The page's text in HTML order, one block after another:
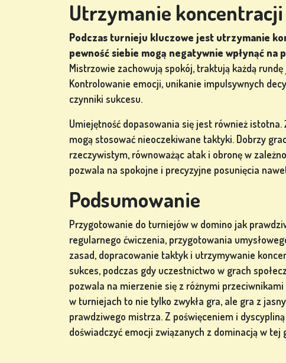
Utrzymanie koncentracji
Podczas turnieju kluczowe jest utrzymanie
pewność siebie mogą negatywnie wpłynąć
Mistrzowie zachowują spokój, traktują każdą
Kontrolowanie emocji, unikanie impulsywnych
czynniki sukcesu.
Umiejętność dopasowania się jest również
mogą stosować nieoczekiwane taktyki. Dobrzy
rzeczywistym, równoważąc atak i obronę w
pozwala na spokojne i precyzyjne posunięcia
Podsumowanie
Przygotowanie do turniejów w domino jak
regularnego ćwiczenia, przygotowania
zasad, dopracowanie taktyk i utrzymywanie
sukces, podczas gdy uczestnictwo w grach
pozwala na mierzenie się z różnymi
w turniejach to nie tylko zwykła gra, ale gra z
prawdziwego mistrza. Z poświęceniem i
doświadczyć emocji związanych z dominacją w tej